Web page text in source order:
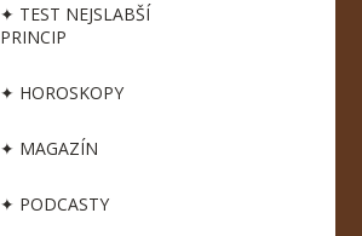
✦ TEST NEJSLABŠÍ
PRINCIP
✦ HOROSKOPY
✦ MAGAZÍN
✦ PODCASTY